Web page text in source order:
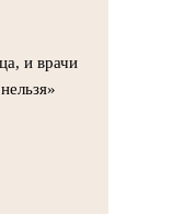
и врачи